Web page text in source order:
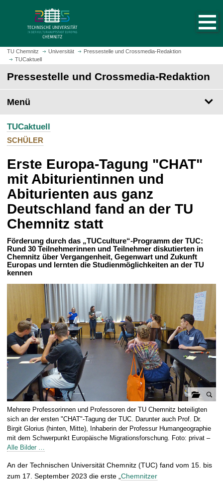
m
H
t
s
i
e
a
u
f
r
u
f
e
n
TU Chemnitz Universität
Pressestelle und Crossmedia-Redaktion
TUCaktuell
Pressestelle und Crossmedia-Redaktion
Menü
TUCaktuell
SCHÜLER
Erste Europa-Tagung "CHAT"
mit Abiturientinnen und
Abiturienten aus ganz
Deutschland fand an der TU
Chemnitz statt
Förderung durch das „TUCculture“-Programm der TUC:
Rund 30 Teilnehmerinnen und Teilnehmer diskutierten in
Chemnitz über Vergangenheit, Gegenwart und Zukunft
Europas und lernten die Studienmöglichkeiten an der TU
kennen
a
l
e
i
Mehrere Professorinnen und Professoren der TU Chemnitz beteiligten
sich an der ersten "CHAT"-Tagung der TUC. Darunter auch Prof. Dr.
Birgit Glorius (hinten, Mitte), Inhaberin der Professur Humangeographie
mit dem Schwerpunkt Europäische Migrationsforschung. Foto: privat –
Alle Bilder …
An der Technischen Universität Chemnitz (TUC) fand vom 15. bis
zum 17. September 2023 die erste „Chemnitzer